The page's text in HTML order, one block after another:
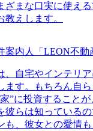
ざまな口実に使え
教えします。
案内人「LEON不動
、自宅やインテリ
ます。もちろん自
”に投資すること
彼らは知っている
も、彼女との愛情も